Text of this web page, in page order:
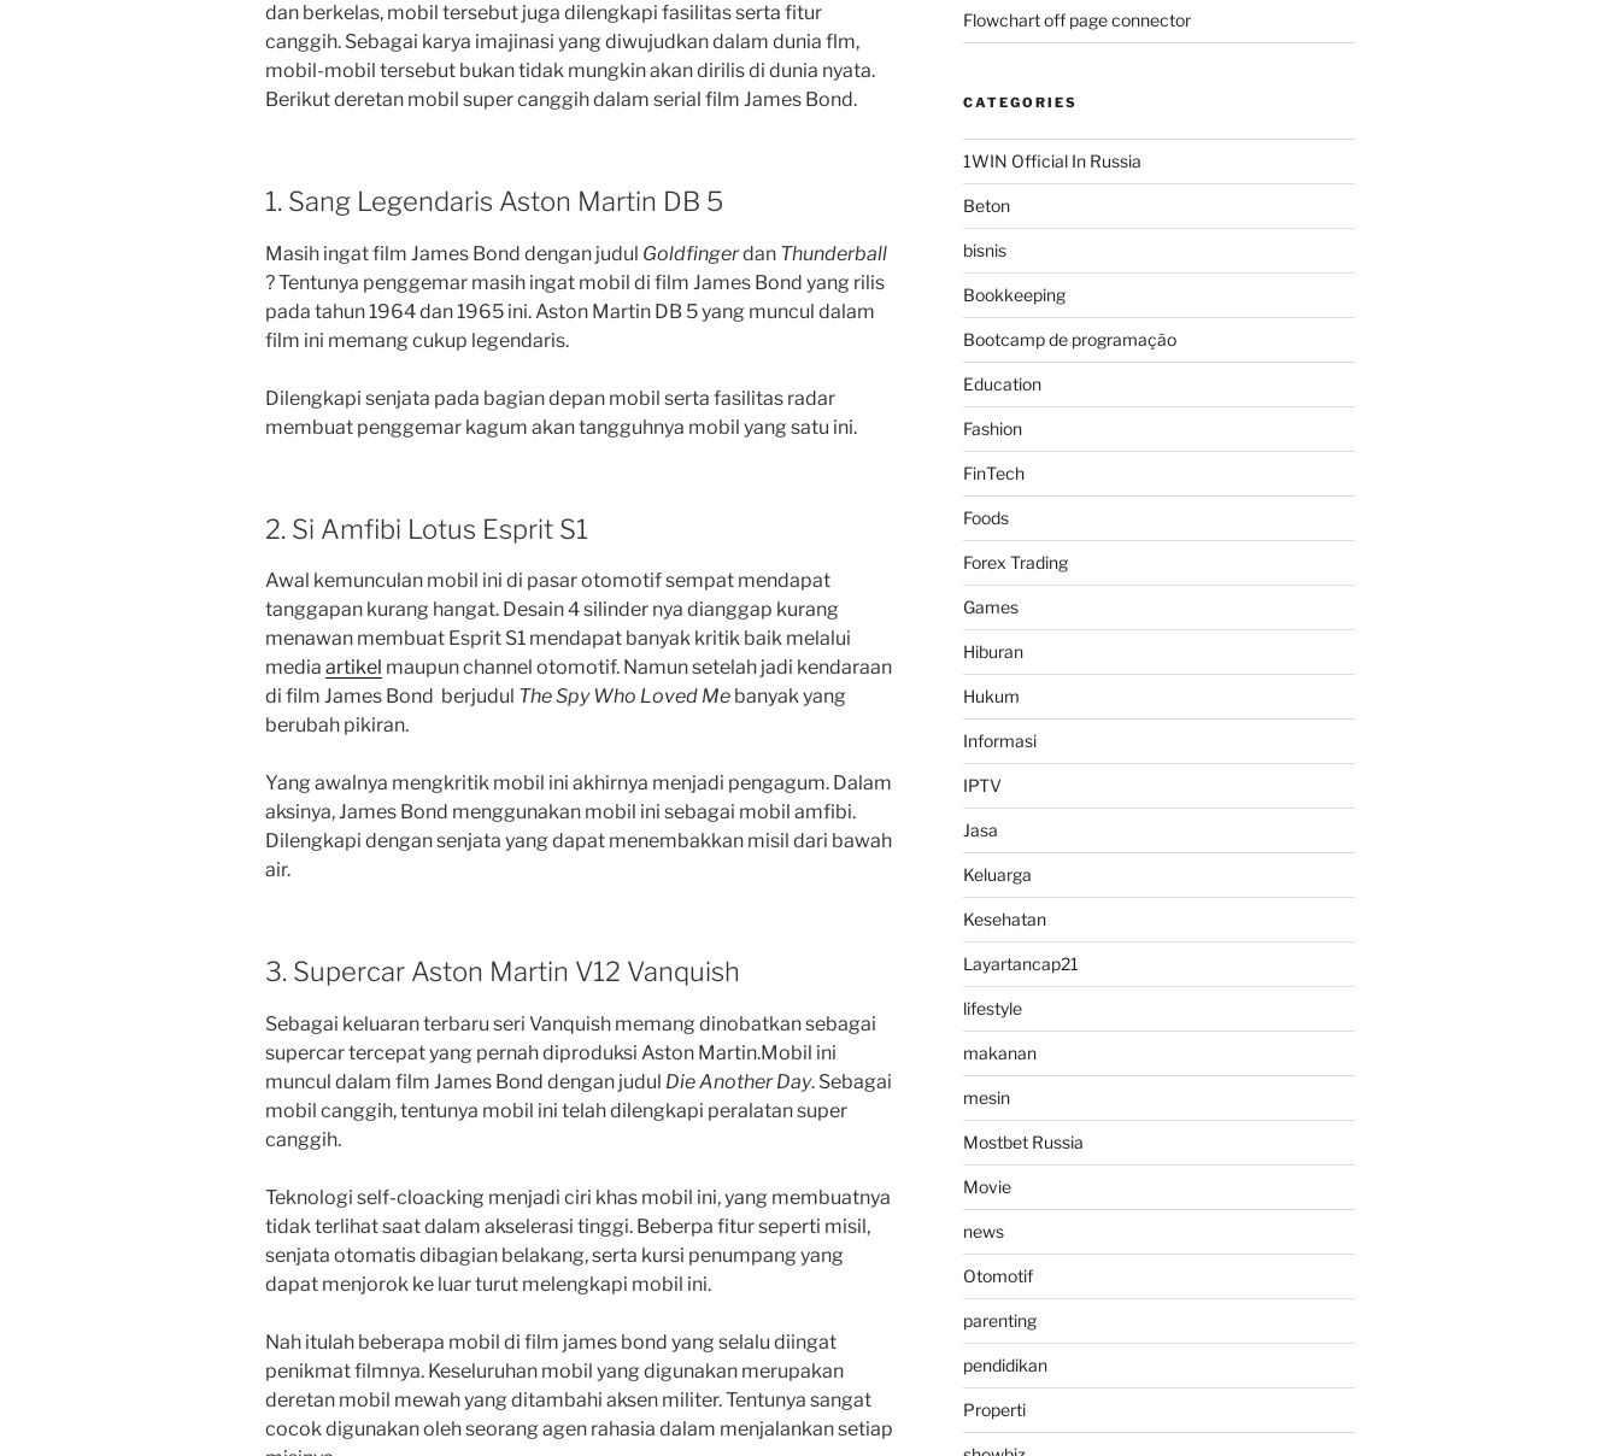
dan berkelas, mobil tersebut juga dilengkapi fasilitas serta fitur
canggih. Sebagai karya imajinasi yang diwujudkan dalam dunia flm,
mobil-mobil tersebut bukan tidak mungkin akan dirilis di dunia nyata.
Berikut deretan mobil super canggih dalam serial film James Bond.
1. Sang Legendaris Aston Martin DB 5
Masih ingat film James Bond dengan judul Goldfingerdan Thunderball
? Tentunya penggemar masih ingat mobil di film James Bond yang rilis
pada tahun 1964 dan 1965 ini. Aston Martin DB 5 yang muncul dalam
film ini memang cukup legendaris.
Dilengkapi senjata pada bagian depan mobil serta fasilitas radar
membuat penggemar kagum akan tangguhnya mobil yang satu ini.
2. Si Amfibi Lotus Esprit S1
Awal kemunculan mobil ini di pasar otomotif sempat mendapat
tanggapan kurang hangat. Desain 4 silinder nya dianggap kurang
menawan membuat Esprit S1 mendapat banyak kritik baik melalui
media artikel maupun channel otomotif. Namun setelah jadi kendaraan
di film James Bond berjudul The Spy Who Loved Me banyak yang
berubah pikiran.
Yang awalnya mengkritik mobil ini akhirnya menjadi pengagum. Dalam
aksinya, James Bond menggunakan mobil ini sebagai mobil amfibi.
Dilengkapi dengan senjata yang dapat menembakkan misil dari bawah
air.
3. Supercar Aston Martin V12 Vanquish
Sebagai keluaran terbaru seri Vanquish memang dinobatkan sebagai
supercar tercepat yang pernah diproduksi Aston Martin.Mobil ini
muncul dalam film James Bond dengan judul Die Another Day. Sebagai
mobil canggih, tentunya mobil ini telah dilengkapi peralatan super
canggih.
Teknologi self-cloacking menjadi ciri khas mobil ini, yang membuatnya
tidak terlihat saat dalam akselerasi tinggi. Beberpa fitur seperti misil,
senjata otomatis dibagian belakang, serta kursi penumpang yang
dapat menjorok ke luar turut melengkapi mobil ini.
Nah itulah beberapa mobil di film james bond yang selalu diingat
penikmat filmnya. Keseluruhan mobil yang digunakan merupakan
deretan mobil mewah yang ditambahi aksen militer. Tentunya sangat
cocok digunakan oleh seorang agen rahasia dalam menjalankan setiap
Flowchart off page connector
CATEGORIES
1WIN Official In Russia
Beton
bisnis
Bookkeeping
Bootcamp de programação
Education
Fashion
FinTech
Foods
Forex Trading
Games
Hiburan
Hukum
Informasi
IPTV
Jasa
Keluarga
Kesehatan
Layartancap21
lifestyle
makanan
mesin
Mostbet Russia
Movie
news
Otomotif
parenting
pendidikan
Properti